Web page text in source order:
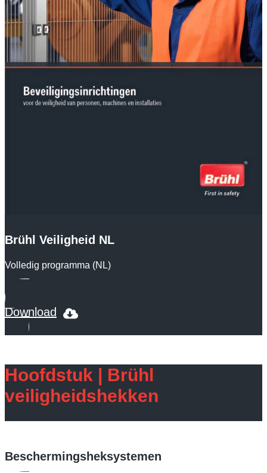
Brühl Veiligheid NL
Volledig programma (NL)
Download
Hoofdstuk | Brühl
veiligheidshekken
Beschermingsheksystemen